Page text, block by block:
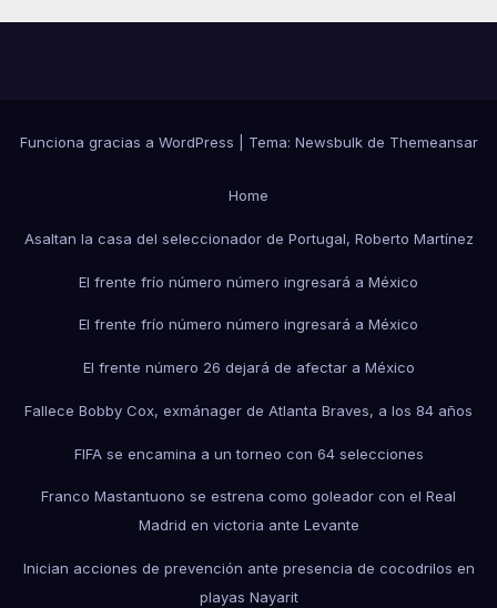
Funciona gracias a WordPress Tema: Newsbulkde Themeansar
Home
Asaltan la casa del seleccionador de Portugal, Roberto Martínez
El frente frío número número ingresará a México
El frente frío número número ingresará a México
El frente número 26 dejará de afectar a México
Fallece Bobby Cox, exmánager de Atlanta Braves, a los 84 años
FIFA se encamina a un torneo con 64 selecciones
Franco Mastantuono se estrena como goleador con el Real
Madrid en victoria ante Levante
Inician acciones de prevención ante presencia de cocodrilos en
playas Nayarit